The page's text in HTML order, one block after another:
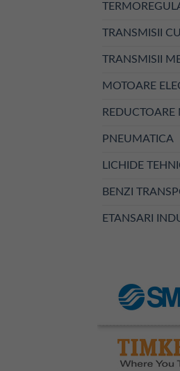
TRANSMISII
TRANSMISII
MOTOARE
REDUCTOARE
PNEUMATICA
LICHIDE
BENZI
ETANSARI